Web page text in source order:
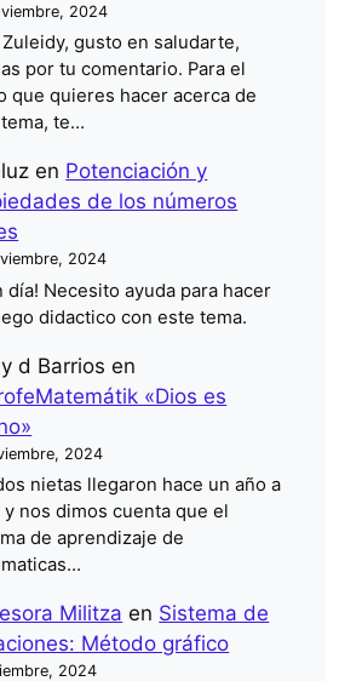
2024
Zuleidy, gusto en saludarte,
por tu comentario. Para el
que quieres hacer acerca de
te…
en Potenciación y
de los números
2024
día! Necesito ayuda para hacer
didactico con este tema.
d Barrios en
«Dios es
2024
nietas llegaron hace un año a
y nos dimos cuenta que el
de aprendizaje de
Militza en Sistema de
Método gráfico
2024